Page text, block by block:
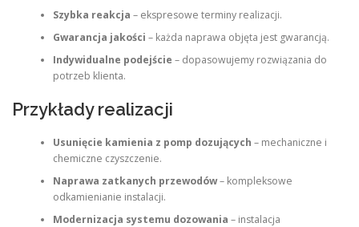
Szybka reakcja – ekspresowe terminy realizacji.
Gwarancja jakości – każda naprawa objęta jest gwarancją.
Indywidualne podejście – dopasowujemy rozwiązania do
potrzeb klienta.
Przykłady realizacji
Usunięcie kamienia z pomp dozujących – mechaniczne i
chemiczne czyszczenie.
Naprawa zatkanych przewodów– kompleksowe
odkamienianie instalacji.
Modernizacja systemu dozowania – instalacja